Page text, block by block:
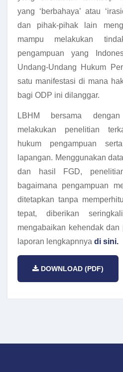
yang ‘berbahaya’ atau
dan pihak-pihak lain
mampu melakukan
pengampuan yang
Undang-Undang Hukum
satu manifestasi di mana
bagi ODP ini dilanggar.
LBHM bersama
melakukan penelitian
hukum pengampuan
lapangan. Menggunakan
dan hasil FGD,
bagaimana pengampuan
ditetapkan tanpa
tepat, diberikan
mengabaikan kehendak dan
laporan lengkapnnya di sini.
DOWNLOAD (PDF)